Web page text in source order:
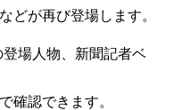
どが再び登場します。
場人物、新聞記者ベ
確認できます。